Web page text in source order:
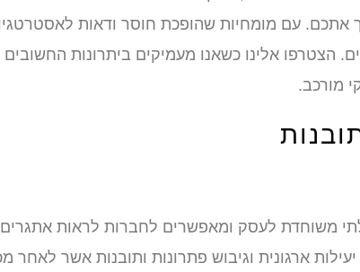
אתכם. עם מומחיות שהופכת חוסר ודאות
הצטרפו אלינו כשאנו מעמיקים ביתרונות
מורכב.
משוחדת לעסק ומאפשרים לחברות לראות אתגרים
ארגונית וגיבוש פתרונות ותובנות אשר לאחר